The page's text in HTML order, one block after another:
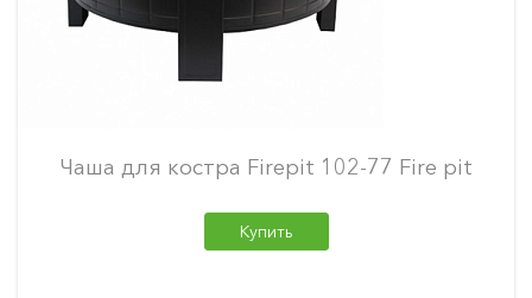
Чаша для костра Firepit 102-77 Fire pit
Купить